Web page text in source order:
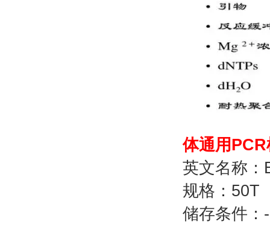
体通用
英文名称：
规格：50T
储存条件